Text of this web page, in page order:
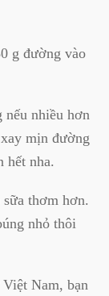
g đường vào
nhiều hơn
mịn đường
hết nha.
thơm hơn.
nhỏ thôi
Nam, bạn